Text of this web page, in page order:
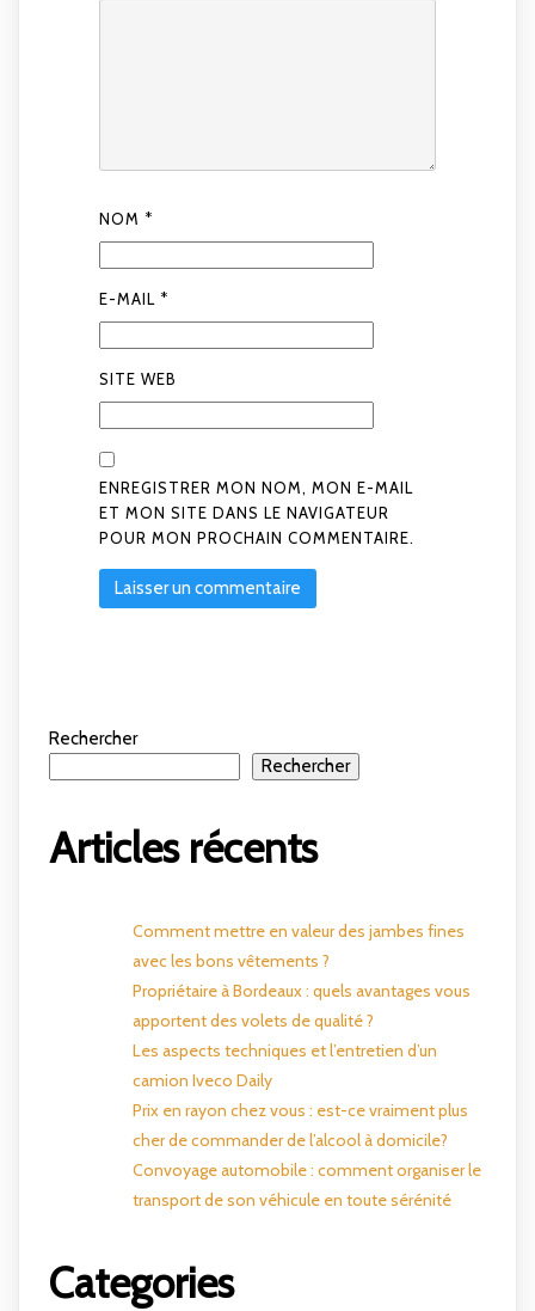
NOM *
E-MAIL *
SITE WEB
ENREGISTRER MON NOM, MON E-MAIL
ET MON SITE DANS LE NAVIGATEUR
POUR MON PROCHAIN COMMENTAIRE.
Rechercher
Rechercher
Articles récents
Comment mettre en valeur des jambes fines
avec les bons vêtements ?
Propriétaire à Bordeaux : quels avantages vous
apportent des volets de qualité ?
Les aspects techniques et l’entretien d’un
camion Iveco Daily
Prix en rayon chez vous : est-ce vraiment plus
cher de commander de l’alcool à domicile?
Convoyage automobile : comment organiser le
transport de son véhicule en toute sérénité
Categories